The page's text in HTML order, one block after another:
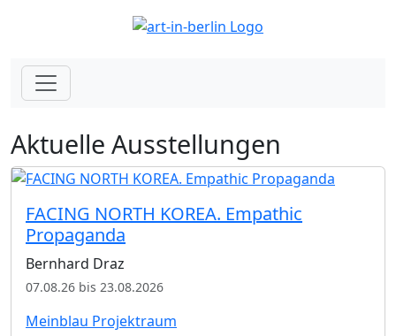
Aktuelle Ausstellungen
FACING NORTH KOREA. Empathic
Propaganda
Bernhard Draz
07.08.26 bis 23.08.2026
Meinblau Projektraum